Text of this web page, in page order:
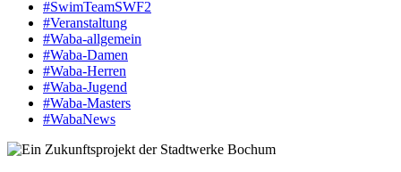
#SwimTeamSWF2
#Veranstaltung
#Waba-allgemein
#Waba-Damen
#Waba-Herren
#Waba-Jugend
#Waba-Masters
#WabaNews